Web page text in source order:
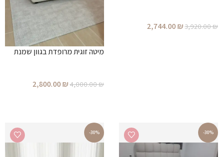
3,920.00₪
2,744.00₪
מיטה זוגית מרופדת בגוון שמנת
4,000.00₪
2,800.00₪
-30%
-30%